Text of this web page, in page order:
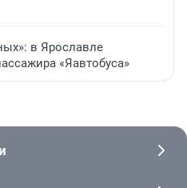
в Ярославле
«Яавтобуса»